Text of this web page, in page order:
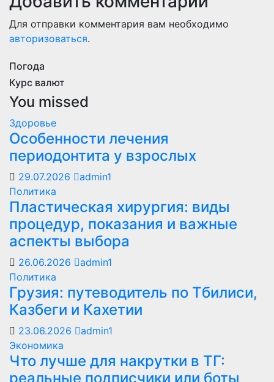
Для отправки комментария вам необходимо
авторизоваться.
Погода
Курс валют
You missed
Здоровье
Особенности лечения
периодонтита у взрослых
29.07.2026
admin1
Политика
Пластическая хирургия: виды
процедур, показания и важные
аспекты выбора
26.06.2026
admin1
Политика
Грузия: путеводитель по Тбилиси,
Казбеги и Кахетии
23.06.2026
admin1
Экономика
Что лучше для накрутки в ТГ:
реальные подписчики или боты